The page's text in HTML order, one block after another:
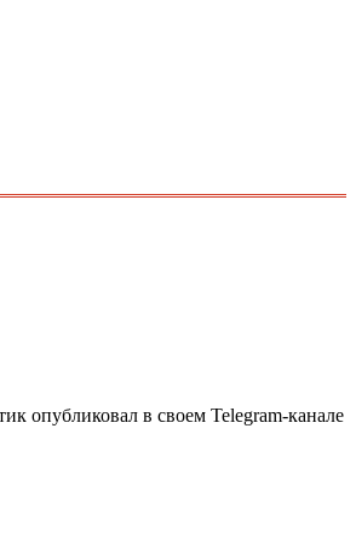
опубликовал в своем Telegram-канале